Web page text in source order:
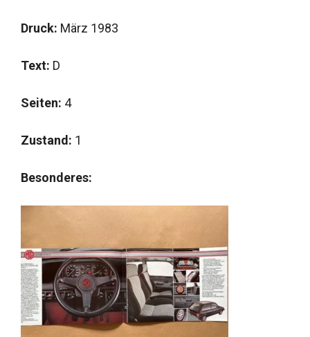
Druck: März 1983
Text: D
Seiten: 4
Zustand: 1
Besonderes: